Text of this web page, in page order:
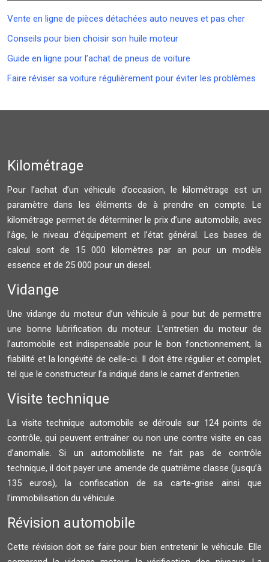
Vente en ligne de pièces détachées auto neuves et pas cher
Conseils pour bien choisir son huile moteur
Guide en ligne pour l’achat de pneus de voiture
Faire réviser sa voiture régulièrement pour éviter les problèmes
Kilométrage
Pour l’achat d’un véhicule d’occasion, le kilométrage est un
paramètre dans les éléments de à prendre en compte. Le
kilométrage permet de déterminer le prix d’une automobile, avec
l’âge, le niveau d’équipement et l’état général. Les bases de
calcul sont de 15 000 kilomètres par an pour un modèle
essence et de 25 000 pour un diesel.
Vidange
Une vidange du moteur d’un véhicule à pour but de permettre
une bonne lubrification du moteur. L’entretien du moteur de
l’automobile est indispensable pour le bon fonctionnement, la
fiabilité et la longévité de celle-ci. Il doit être régulier et complet,
tel que le constructeur l’a indiqué dans le carnet d’entretien.
Visite technique
La visite technique automobile se déroule sur 124 points de
contrôle, qui peuvent entraîner ou non une contre visite en cas
d’anomalie. Si un automobiliste ne fait pas de contrôle
technique, il doit payer une amende de quatrième classe (jusqu’à
135 euros), la confiscation de sa carte-grise ainsi que
l’immobilisation du véhicule.
Révision automobile
Cette révision doit se faire pour bien entretenir le véhicule. Elle